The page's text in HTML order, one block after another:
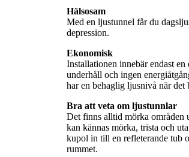
Hälsosam
Med en ljustunnel får du
depression.
Ekonomisk
Installationen innebär endast
underhåll och ingen
har en behaglig ljusnivå när
Bra att veta om ljustunnlar
Det finns alltid mörka områden
kan kännas mörka, trista och
kupol in till en refleterande tub
rummet.